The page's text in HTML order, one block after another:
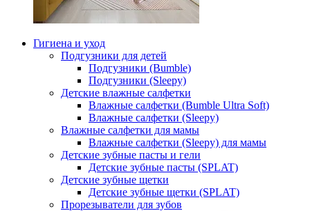
Гигиена и уход
Подгузники для детей
Подгузники (Bumble)
Подгузники (Sleepy)
Детские влажные салфетки
Влажные салфетки (Bumble Ultra Soft)
Влажные салфетки (Sleepy)
Влажные салфетки для мамы
Влажные салфетки (Sleepy) для мамы
Детские зубные пасты и гели
Детские зубные пасты (SPLAT)
Детские зубные щетки
Детские зубные щетки (SPLAT)
Прорезыватели для зубов